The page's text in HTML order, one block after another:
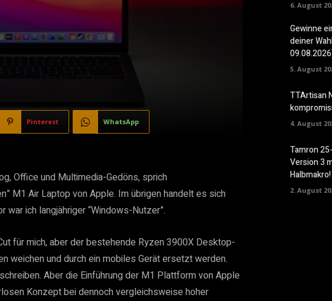
Pinterest WhatsApp
Office und Multimedia-Gedöns, sprich
M1 Air Laptop von Apple. Im übrigen handelt es sich
ich langjähriger “Windows-Nutzer”.
für mich, aber der bestehende Ryzen 3900X Desktop-
weichen und durch ein mobiles Gerät ersetzt werden.
Aber die Einführung der M1 Plattform von Apple
Konzept bei dennoch vergleichsweise hoher
6. August
Gewinne
deiner
5. August
TTArtisan
4. August
Tamron
Version 3
Halbmakro!
2. August